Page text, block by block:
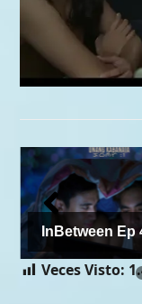
InBetween Ep
Veces Visto: